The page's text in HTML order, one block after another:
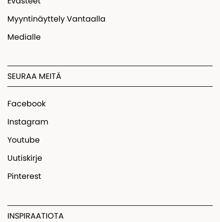
Myyntinäyttely Vantaalla
Medialle
SEURAA MEITÄ
Facebook
Instagram
Youtube
Uutiskirje
Pinterest
INSPIRAATIOTA